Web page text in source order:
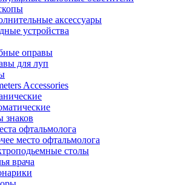
аксессуары
устройства
оправы
для луп
Accessories
знаков
офтальмолога
место офтальмолога
столы
врача